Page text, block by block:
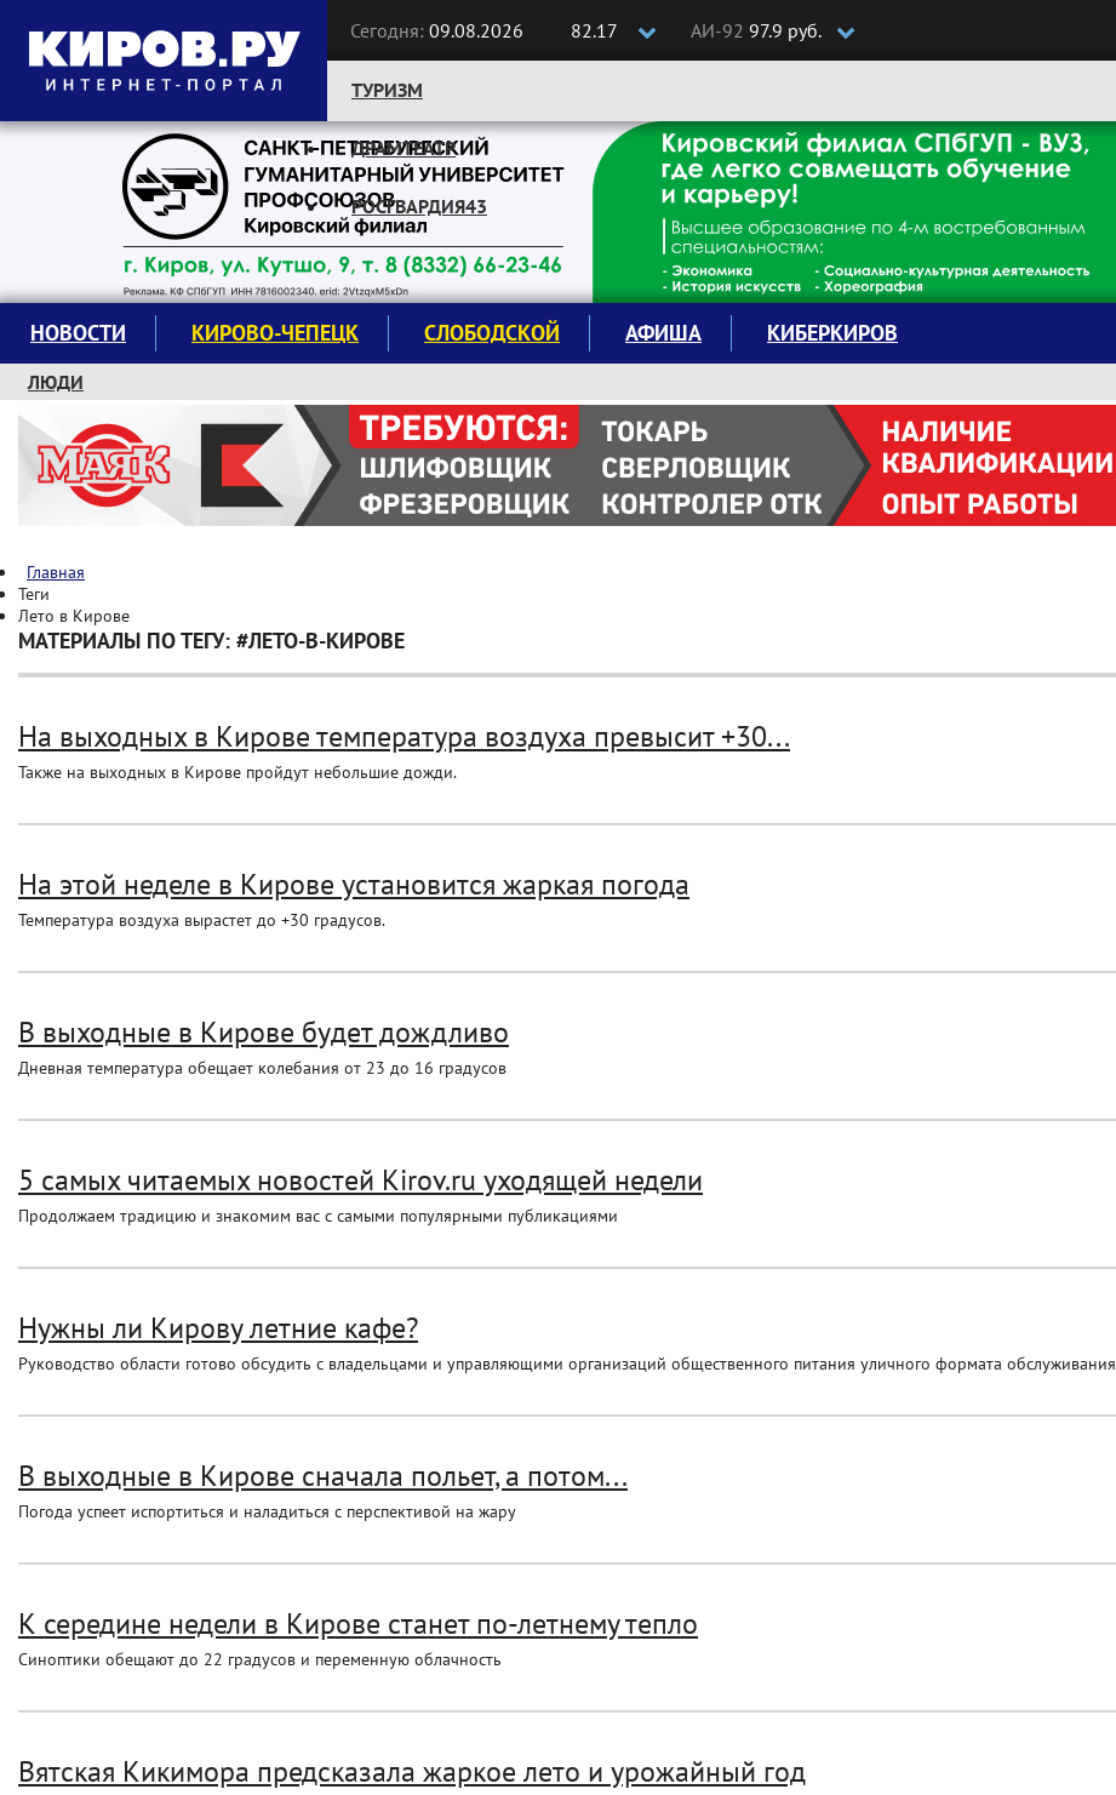
Сегодня: 09.08.2026 82.17 АИ-92 97.9 руб.
Следите за новостями:
ТУРИЗМ
ДРАМТЕАТР
РОСГВАРДИЯ43
НОВОСТИ КИРОВО-ЧЕПЕЦК СЛОБОДСКОЙ АФИША КИБЕРКИРОВ
ЛЮДИ
КРУЖКИ И СЕКЦИИ
ЗАВОДУ "МАЯК" 85 ЛЕТ
ЭКОЛОГИЯ
Главная
Теги
Лето в Кирове
МАТЕРИАЛЫ ПО ТЕГУ: #ЛЕТО-В-КИРОВЕ
На выходных в Кирове температура воздуха превысит +30...
Также на выходных в Кирове пройдут небольшие дожди.
На этой неделе в Кирове установится жаркая погода
Температура воздуха вырастет до +30 градусов.
В выходные в Кирове будет дождливо
Дневная температура обещает колебания от 23 до 16 градусов
5 самых читаемых новостей Kirov.ru уходящей недели
Продолжаем традицию и знакомим вас с самыми популярными публикациями
Нужны ли Кирову летние кафе?
Руководство области готово обсудить с владельцами и управляющими организаций общественного питания уличного формата обслуживания
В выходные в Кирове сначала польет, а потом...
Погода успеет испортиться и наладиться с перспективой на жару
К середине недели в Кирове станет по-летнему тепло
Синоптики обещают до 22 градусов и переменную облачность
Вятская Кикимора предсказала жаркое лето и урожайный год